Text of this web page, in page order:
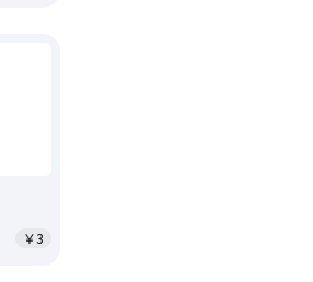
￥3